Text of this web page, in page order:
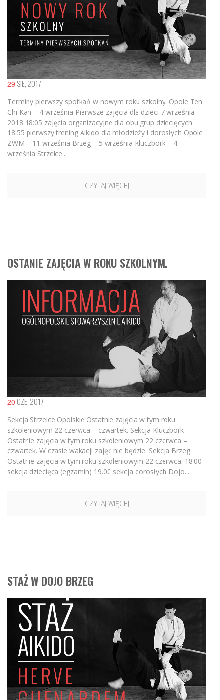
29 SIE, 2017
Terminy pierwszy spotkań w nowym roku szkolny: Opole Ten
Chi Kan – 4 września Pierwsze zajęcia dla dzieci 7 września
2018 18:05 zajęcia organizacyjne dla obu grup dziecięcych
18:55 pierwszy trening Aikido dla młodzieży i dorosłych Opole
ZWM – 11 września Brzeg – 5 września Kluczbork – 4
września Strzelce...
CZYTAJ WIĘCEJ
OSTANIE ZAJĘCIA W ROKU SZKOLNYM.
20 CZE, 2017
Sekcja Strzelce Opolskie Ostatnie zajęcia w tym roku
szkoleniowym 22 czerwca – czwartek. Sekcja Kluczbork
Ostatnie zajęcia w tym roku szkoleniowym 22 czerwca –
czwartek. W czasie wakacji zajęć nie będzie. Sekcja Brzeg
Ostatnie zajęcia w tym roku szkoleniowym 22 czerwca. 18.00
sekcja dziecięca (egzamin) 19.00 sekcja dorosłych Dojo...
CZYTAJ WIĘCEJ
STAŻ W DOJO BRZEG